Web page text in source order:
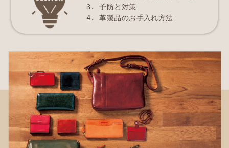
3. 予防と対策
4. 革製品のお手入れ方法